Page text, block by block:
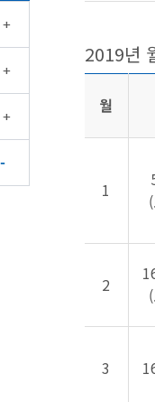
2019년
월
1
2
3